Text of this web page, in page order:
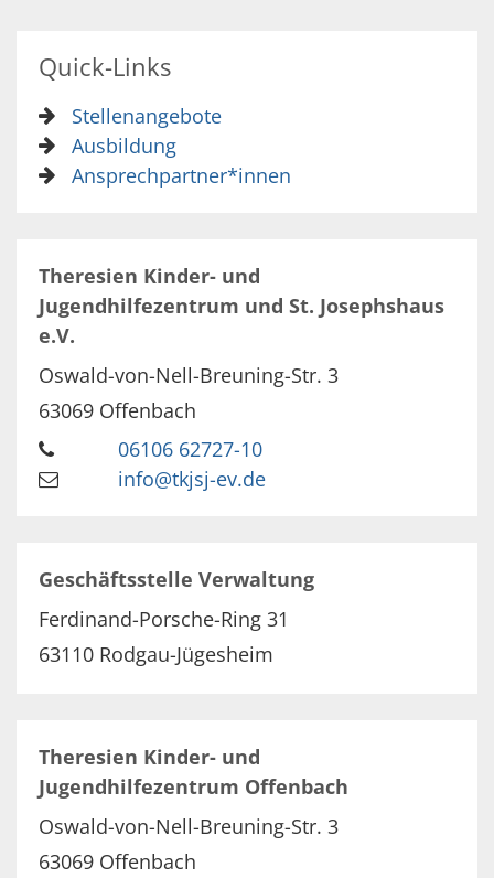
Quick-Links
Stellenangebote
Ausbildung
Ansprechpartner*innen
Theresien Kinder- und
Jugendhilfezentrum und St. Josephshaus
e.V.
Oswald-von-Nell-Breuning-Str. 3
63069 Offenbach
06106 62727-10
info@tkjsj-ev.de
Geschäftsstelle Verwaltung
Ferdinand-Porsche-Ring 31
63110 Rodgau-Jügesheim
Theresien Kinder- und
Jugendhilfezentrum Offenbach
Oswald-von-Nell-Breuning-Str. 3
63069 Offenbach